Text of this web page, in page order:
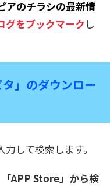
アのチラシの最新情
グをブックマーク し
」のダウンロー
力して検索します。
APP Store」から検